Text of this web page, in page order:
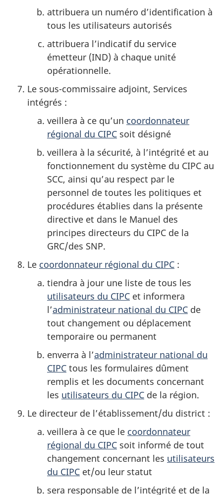
attribuera un numéro d’identification à
tous les utilisateurs autorisés
attribuera l’indicatif du service
émetteur (IND) à chaque unité
opérationnelle.
Le sous-commissaire adjoint, Services
intégrés :
veillera à ce qu’un coordonnateur
régional du CIPC soit désigné
veillera à la sécurité, à l’intégrité et au
fonctionnement du système du CIPC au
SCC, ainsi qu’au respect par le
personnel de toutes les politiques et
procédures établies dans la présente
directive et dans le Manuel des
principes directeurs du CIPC de la
GRC/des SNP.
Le coordonnateur régional du CIPC :
tiendra à jour une liste de tous les
utilisateurs du CIPC et informera
l’administrateur national du CIPC de
tout changement ou déplacement
temporaire ou permanent
enverra à l’administrateur national du
CIPC tous les formulaires dûment
remplis et les documents concernant
les utilisateurs du CIPC de la région.
Le directeur de l’établissement/du district :
veillera à ce que le coordonnateur
régional du CIPC soit informé de tout
changement concernant les utilisateurs
du CIPC et/ou leur statut
sera responsable de l’intégrité et de la